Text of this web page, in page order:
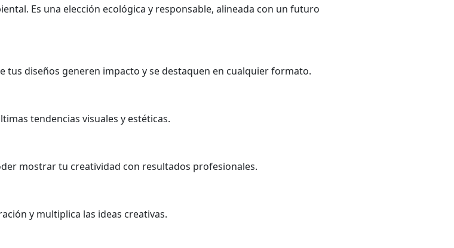
Es una elección ecológica y responsable, alineada con un futuro
tus diseños generen impacto y se destaquen en cualquier formato.
tendencias visuales y estéticas.
mostrar tu creatividad con resultados profesionales.
y multiplica las ideas creativas.